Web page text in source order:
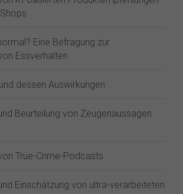
Eine Befragung zur
Essverhalten
dessen Auswirkungen
Beurteilung von Zeugenaussagen
True-Crime-Podcasts
Einschätzung von ultra-verarbeiteten